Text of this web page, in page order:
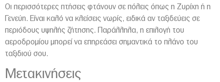
Οι περισσότερες πτήσεις φτάνουν σε πόλεις όπως η Ζυρίχη ή η
Γενεύη. Είναι καλό να κλείσεις νωρίς, ειδικά αν ταξιδεύεις σε
περιόδους υψηλής ζήτησης. Παράλληλα, η επιλογή του
αεροδρομίου μπορεί να επηρεάσει σημαντικά το πλάνο του
ταξιδιού σου.
Μετακινήσεις